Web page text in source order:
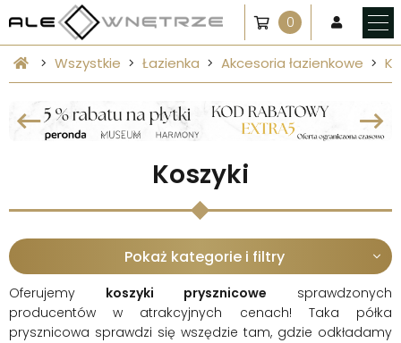
0
Wszystkie Łazienka Akcesoria łazienkowe
Koszyki
Pokaż kategorie i filtry
Oferujemy koszyki prysznicowe sprawdzonych
producentów w atrakcyjnych cenach! Taka półka
prysznicowa sprawdzi się wszędzie tam, gdzie odkładamy